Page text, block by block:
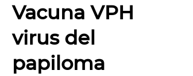
Vacuna VPH
virus del
papiloma